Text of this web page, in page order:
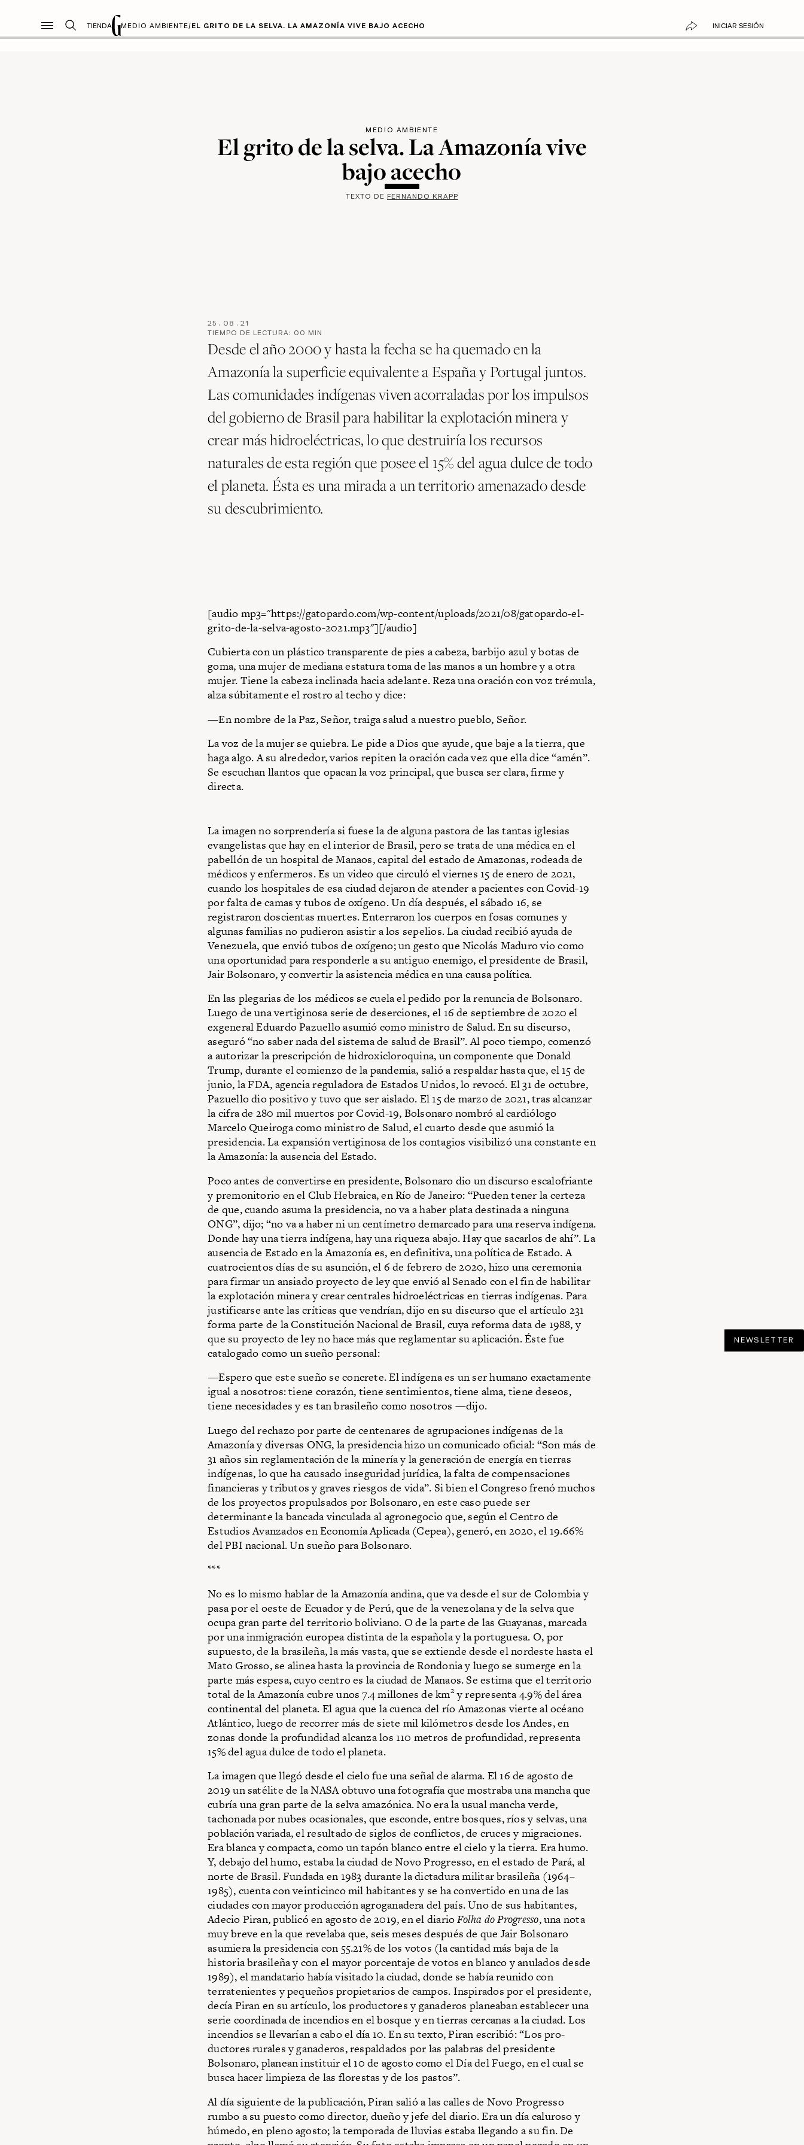
TIENDA MEDIO AMBIENTE/EL GRITO DE LA SELVA. LA AMAZONÍA VIVE BAJO ACECHO INICIAR SESIÓN
MEDIO AMBIENTE
El grito de la selva. La Amazonía vive
bajo acecho
TEXTO DE FERNANDO KRAPP
25 . 08 . 21
TIEMPO DE LECTURA: 00 MIN
Desde el año 2000 y hasta la fecha se ha quemado en la
Amazonía la superficie equivalente a España y Portugal juntos.
Las comunidades indígenas viven acorraladas por los impulsos
del gobierno de Brasil para habilitar la explotación minera y
crear más hidroeléctricas, lo que destruiría los recursos
naturales de esta región que posee el 15% del agua dulce de todo
el planeta. Ésta es una mirada a un territorio amenazado desde
su descubrimiento.
[audio mp3="https://gatopardo.com/wp-content/uploads/2021/08/gatopardo-el-
grito-de-la-selva-agosto-2021.mp3"][/audio]
Cubierta con un plástico transparente de pies a cabeza, barbijo azul y botas de
goma, una mujer de mediana estatura toma de las manos a un hombre y a otra
mujer. Tiene la cabeza inclinada hacia adelante. Reza una oración con voz trémula,
alza súbitamente el rostro al techo y dice:
—En nombre de la Paz, Señor, traiga salud a nuestro pueblo, Señor.
La voz de la mujer se quiebra. Le pide a Dios que ayude, que baje a la tierra, que
haga algo. A su alrededor, varios repiten la oración cada vez que ella dice “amén”.
Se escuchan llantos que opacan la voz principal, que busca ser clara, firme y
directa.
La imagen no sorprendería si fuese la de alguna pastora de las tantas iglesias
evangelistas que hay en el interior de Brasil, pero se trata de una médica en el
pabellón de un hospital de Manaos, capital del estado de Amazonas, rodeada de
médicos y enfermeros. Es un video que circuló el viernes 15 de enero de 2021,
cuando los hospitales de esa ciudad dejaron de atender a pacientes con Covid-19
por falta de camas y tubos de oxígeno. Un día después, el sábado 16, se
registraron doscientas muertes. Enterraron los cuerpos en fosas comunes y
algunas familias no pudieron asistir a los sepelios. La ciudad recibió ayuda de
Venezuela, que envió tubos de oxígeno; un gesto que Nicolás Maduro vio como
una oportunidad para responderle a su antiguo enemigo, el presidente de Brasil,
Jair Bolsonaro, y convertir la asistencia médica en una causa política.
En las plegarias de los médicos se cuela el pedido por la renuncia de Bolsonaro.
Luego de una vertiginosa serie de deserciones, el 16 de septiembre de 2020 el
exgeneral Eduardo Pazuello asumió como ministro de Salud. En su discurso,
aseguró “no saber nada del sistema de salud de Brasil”. Al poco tiempo, comenzó
a autorizar la prescripción de hidroxicloroquina, un componente que Donald
Trump, durante el comienzo de la pandemia, salió a respaldar hasta que, el 15 de
junio, la FDA, agencia reguladora de Estados Unidos, lo revocó. El 31 de octubre,
Pazuello dio positivo y tuvo que ser aislado. El 15 de marzo de 2021, tras alcanzar
la cifra de 280 mil muertos por Covid-19, Bolsonaro nombró al cardiólogo
Marcelo Queiroga como ministro de Salud, el cuarto desde que asumió la
presidencia. La expansión vertiginosa de los contagios visibilizó una constante en
la Amazonía: la ausencia del Estado.
Poco antes de convertirse en presidente, Bolsonaro dio un discurso escalofriante
y premonitorio en el Club He­braica, en Río de Janeiro: “Pueden tener la certeza
de que, cuando asuma la presidencia, no va a haber plata destinada a ninguna
ONG”, dijo; “no va a haber ni un centímetro demarcado para una reserva indígena.
Donde hay una tierra indígena, hay una riqueza abajo. Hay que sacarlos de ahí”. La
ausencia de Estado en la Amazonía es, en definitiva, una política de Estado. A
cuatrocientos días de su asunción, el 6 de febrero de 2020, hizo una ceremonia
para firmar un ansiado proyecto de ley que envió al Senado con el fin de habilitar
la explotación minera y crear centrales hidroeléctricas en tierras indígenas. Para
justificarse ante las críticas que vendrían, dijo en su discurso que el artículo 231
forma parte de la Constitución Nacional de Brasil, cuya reforma data de 1988, y
que su proyecto de ley no hace más que reglamentar su aplicación. Éste fue
catalogado como un sueño personal:
—Espero que este sueño se concrete. El indígena es un ser humano exactamente
igual a nosotros: tiene corazón, tiene sentimientos, tiene alma, tiene deseos,
tiene necesidades y es tan brasileño como nosotros —dijo.
Luego del rechazo por parte de centenares de agru­paciones indígenas de la
Amazonía y diversas ONG, la presidencia hizo un comunicado oficial: “Son más de
31 años sin reglamentación de la minería y la generación de energía en tierras
indígenas, lo que ha causado inseguridad jurídica, la falta de compensaciones
financieras y tributos y graves riesgos de vida”. Si bien el Congreso frenó muchos
de los proyectos propulsados por Bolsonaro, en este caso puede ser
determinante la bancada vinculada al agronegocio que, según el Centro de
Estudios Avanzados en Economía Aplicada (Cepea), generó, en 2020, el 19.66%
del PBI nacional. Un sueño para Bolsonaro.
***
No es lo mismo hablar de la Amazonía andina, que va desde el sur de Colombia y
pasa por el oeste de Ecuador y de Perú, que de la venezolana y de la selva que
ocupa gran parte del territorio boliviano. O de la parte de las Guayanas, marcada
por una inmigración europea distinta de la española y la portuguesa. O, por
supuesto, de la brasileña, la más vasta, que se extiende desde el nordeste hasta el
Mato Grosso, se alinea hasta la provincia de Rondonia y luego se sumerge en la
parte más espesa, cuyo centro es la ciudad de Manaos. Se estima que el territorio
total de la Amazonía cubre unos 7.4 millones de km2 y representa 4.9% del área
continental del planeta. El agua que la cuenca del río Amazonas vierte al océano
Atlántico, luego de recorrer más de siete mil kilómetros desde los Andes, en
zonas donde la profundidad alcanza los 110 metros de profundidad, representa
15% del agua dulce de todo el planeta.
La imagen que llegó desde el cielo fue una señal de alarma. El 16 de agosto de
2019 un satélite de la NASA obtuvo una fotografía que mostraba una mancha que
cubría una gran parte de la selva amazónica. No era la usual mancha verde,
tachonada por nubes ocasionales, que esconde, entre bosques, ríos y selvas, una
población variada, el resultado de siglos de conflictos, de cruces y migraciones.
Era blanca y compacta, como un tapón blanco entre el cielo y la tierra. Era humo.
Y, debajo del humo, estaba la ciudad de Novo Progresso, en el estado de Pará, al
norte de Brasil. Fundada en 1983 durante la dictadura militar brasileña (1964–
1985), cuenta con veinticinco mil habitantes y se ha convertido en una de las
ciudades con mayor producción agroganadera del país. Uno de sus habitantes,
Adecio Piran, publicó en agosto de 2019, en el diarioFolha do Progresso, una nota
muy breve en la que revelaba que, seis meses después de que Jair Bolsonaro
asumiera la presidencia con 55.21% de los votos (la cantidad más baja de la
historia brasileña y con el mayor porcentaje de votos en blanco y anulados desde
1989), el mandatario había visitado la ciudad, donde se había reunido con
terratenientes y pequeños propietarios de campos. Inspirados por el presidente,
decía Piran en su artículo, los productores y ganaderos planeaban establecer una
serie coordinada de incendios en el bosque y en tierras cercanas a la ciudad. Los
incendios se llevarían a cabo el día 10. En su texto, Piran escribió: “Los pro­
ductores rurales y ganaderos, respaldados por las palabras del presidente
Bolsonaro, planean instituir el 10 de agosto como el Día del Fuego, en el cual se
busca hacer limpieza de las florestas y de los pastos”.
Al día siguiente de la publicación, Piran salió a las calles de Novo Progresso
rumbo a su puesto como director, dueño y jefe del diario. Era un día caluroso y
húmedo, en pleno agosto; la temporada de lluvias estaba llegando a su fin. De
NEWSLETTER